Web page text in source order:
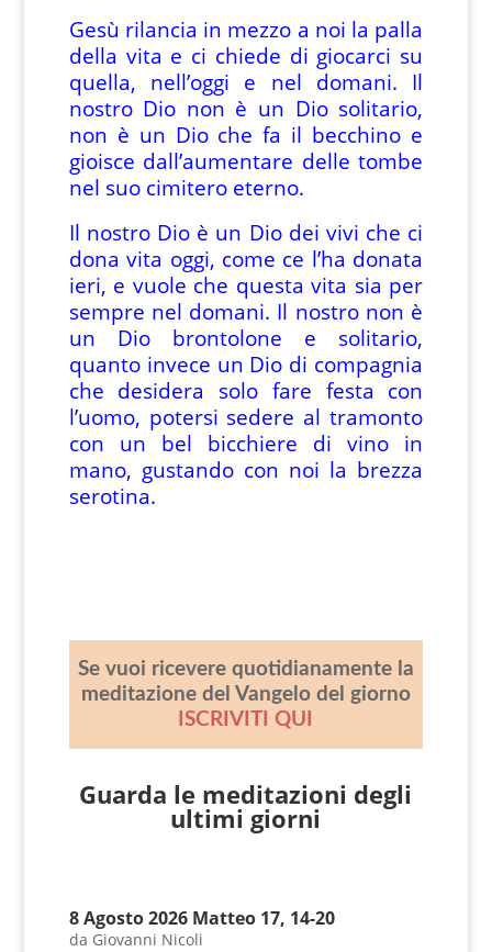
Gesù rilancia in mezzo a noi la palla
della vita e ci chiede di giocarci su
quella, nell’oggi e nel domani. Il
nostro Dio non è un Dio solitario,
non è un Dio che fa il becchino e
gioisce dall’aumentare delle tombe
nel suo cimitero eterno.
Il nostro Dio è un Dio dei vivi che ci
dona vita oggi, come ce l’ha donata
ieri, e vuole che questa vita sia per
sempre nel domani. Il nostro non è
un Dio brontolone e solitario,
quanto invece un Dio di compagnia
che desidera solo fare festa con
l’uomo, potersi sedere al tramonto
con un bel bicchiere di vino in
mano, gustando con noi la brezza
serotina.
Se vuoi ricevere quotidianamente la
meditazione del Vangelo del giorno
ISCRIVITI QUI
Guarda le meditazioni degli
ultimi giorni
8 Agosto 2026 Matteo 17, 14-20
da Giovanni Nicoli